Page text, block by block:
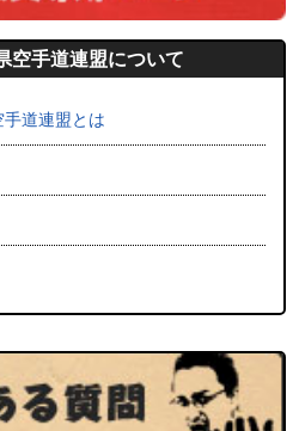
空手道連盟について
道連盟とは